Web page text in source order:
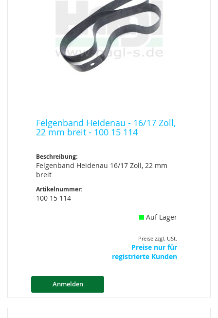
Felgenband Heidenau - 16/17 Zoll,
22 mm breit - 100 15 114
Beschreibung:
Felgenband Heidenau 16/17 Zoll, 22 mm
breit
Artikelnummer:
100 15 114
Auf Lager
Preise zzgl. USt.
Preise nur für
registrierte Kunden
Anmelden